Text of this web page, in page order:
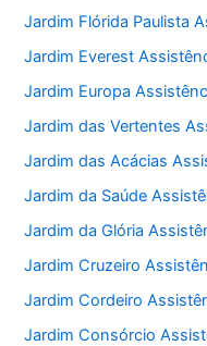
Jardim Flórida Paulista
Jardim Everest
Jardim Europa
Jardim das Vertentes
Jardim das Acácias
Jardim da Saúde
Jardim da Glória
Jardim Cruzeiro
Jardim Cordeiro
Jardim Consórcio